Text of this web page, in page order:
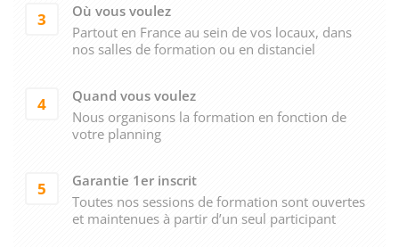
3
Où vous voulez
Partout en France au sein de vos locaux, dans
nos salles de formation ou en distanciel
4
Quand vous voulez
Nous organisons la formation en fonction de
votre planning
5
Garantie 1er inscrit
Toutes nos sessions de formation sont ouvertes
et maintenues à partir d’un seul participant